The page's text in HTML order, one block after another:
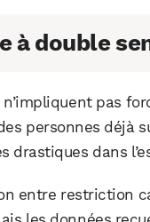
à double
pas
personnes déjà
drastiques dans
entre restriction